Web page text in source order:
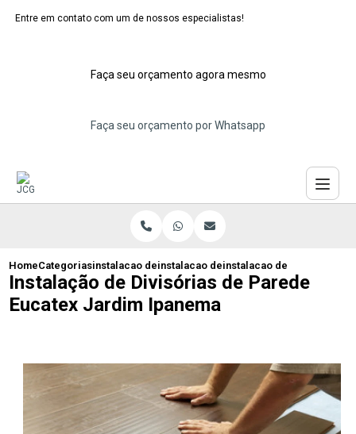
Entre em contato com um de nossos especialistas!
Faça seu orçamento agora mesmo
Faça seu orçamento por Whatsapp
HomeCategoriasinstalacao de dividorias eucatex
instalacao de divisoria eucatex maua
instalacao de divisorias
Instalação de Divisórias de Parede
Eucatex Jardim Ipanema